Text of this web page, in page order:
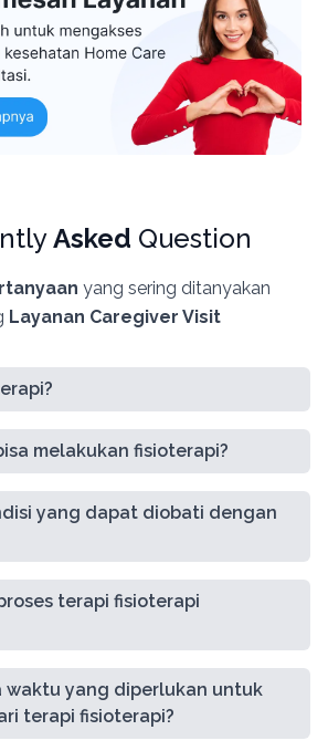
Asked Question
yang sering ditanyakan
Layanan Caregiver Visit
melakukan fisioterapi?
yang dapat diobati dengan
terapi fisioterapi
waktu yang diperlukan untuk
terapi fisioterapi?